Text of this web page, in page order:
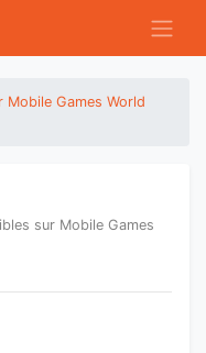
Mobile Games World
sur Mobile Games